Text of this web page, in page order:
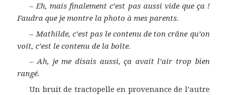
–Eh, mais finalement c’est pas aussi vide que ça !
Faudra que je montre la photo à mes parents.
– Mathilde, c’est pas le contenu de ton crâne qu’on
voit, c’est le contenu de la boîte.
–Ah, je me disais aussi, ça avait l’air trop bien
rangé.
Un bruit de tractopelle en provenance de l’autre